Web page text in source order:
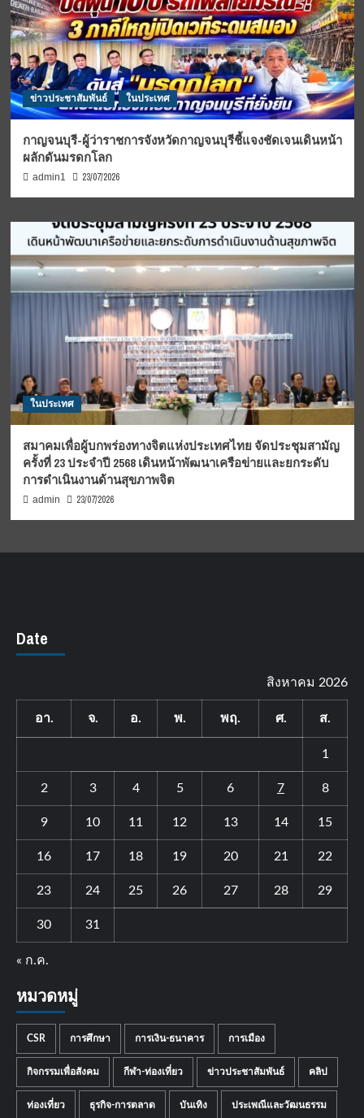
ข่าวประชาสัมพันธ์ ในประเทศ
กาญจนบุรี-ผู้ว่าราชการจังหวัดกาญจนบุรีชี้แจงชัดเจนเดินหน้า
ผลักดันมรดกโลก
admin1 23/07/2026
ในประเทศ
สมาคมเพื่อผู้บกพร่องทางจิตแห่งประเทศไทย จัดประชุมสามัญ
ครั้งที่ 23 ประจำปี 2568 เดินหน้าพัฒนาเครือข่ายและยกระดับ
การดำเนินงานด้านสุขภาพจิต
admin 23/07/2026
Date
สิงหาคม 2026
อา. จ. อ. พ. พฤ. ศ. ส.
1
2 3 4 5 6 7 8
9 10 11 12 13 14 15
16 17 18 19 20 21 22
23 24 25 26 27 28 29
30 31
« ก.ค.
หมวดหมู่
CSR การศึกษา การเงิน-ธนาคาร การเมือง
กิจกรรมเพื่อสังคม กีฬา-ท่องเที่ยว ข่าวประชาสัมพันธ์ คลิป
ท่องเที่ยว ธุรกิจ-การตลาด บันเทิง ประเพณีและวัฒนธรรม